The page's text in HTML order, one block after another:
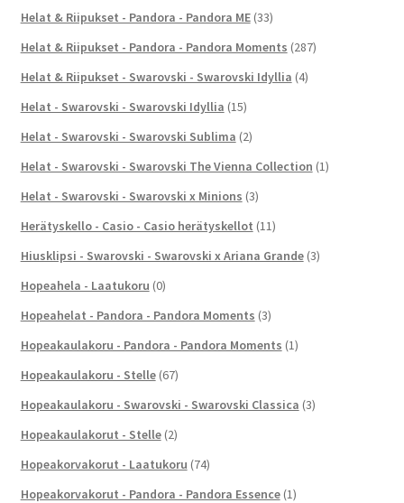
Helat & Riipukset - Pandora - Pandora ME (33)
Helat & Riipukset - Pandora - Pandora Moments (287)
Helat & Riipukset - Swarovski - Swarovski Idyllia (4)
Helat - Swarovski - Swarovski Idyllia (15)
Helat - Swarovski - Swarovski Sublima (2)
Helat - Swarovski - Swarovski The Vienna Collection (1)
Helat - Swarovski - Swarovski x Minions (3)
Herätyskello - Casio - Casio herätyskellot (11)
Hiusklipsi - Swarovski - Swarovski x Ariana Grande (3)
Hopeahela - Laatukoru (0)
Hopeahelat - Pandora - Pandora Moments (3)
Hopeakaulakoru - Pandora - Pandora Moments (1)
Hopeakaulakoru - Stelle (67)
Hopeakaulakoru - Swarovski - Swarovski Classica (3)
Hopeakaulakorut - Stelle (2)
Hopeakorvakorut - Laatukoru (74)
Hopeakorvakorut - Pandora - Pandora Essence (1)